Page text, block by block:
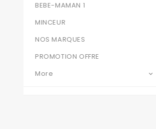
BEBE-MAMAN 1
MINCEUR
NOS MARQUES
PROMOTION OFFRE
More
